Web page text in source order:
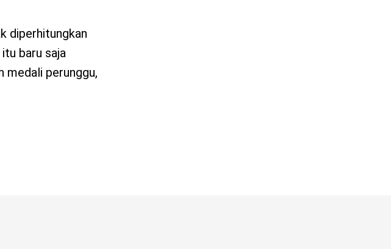
diperhitungkan
baru saja
medali perunggu,